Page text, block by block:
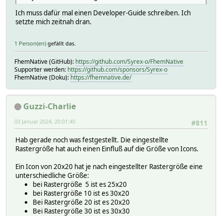
Ich muss dafür mal einen Developer-Guide schreiben. Ich
setzte mich zeitnah dran.
1 Person(en) gefällt das.
FhemNative (GitHub): https://github.com/Syrex-o/FhemNative
Supporter werden: https://github.com/sponsors/Syrex-o
FhemNative (Doku): https://fhemnative.de/
Guzzi-Charlie
#811
03 Januar 2024, 20:01:40
Hab gerade noch was festgestellt. Die eingestellte
Rastergröße hat auch einen Einfluß auf die Größe von Icons.
Ein Icon von 20x20 hat je nach eingestellter Rastergröße eine
unterschiedliche Größe:
bei Rastergröße 5 ist es 25x20
bei Rastergröße 10 ist es 30x20
Bei Rastergröße 20 ist es 20x20
Bei Rastergröße 30 ist es 30x30